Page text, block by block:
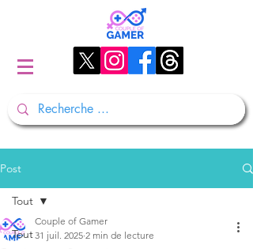
Post
Tout
Tout
Couple of Gamer
31 juil. 2025 2 min de lecture